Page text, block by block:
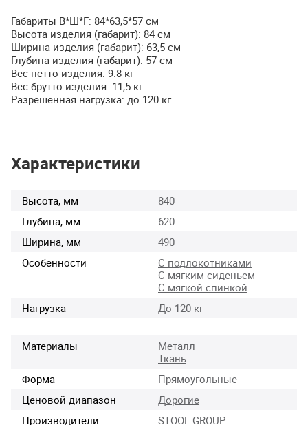
Габариты В*Ш*Г: 84*63,5*57 см
Высота изделия (габарит): 84 см
Ширина изделия (габарит): 63,5 см
Глубина изделия (габарит): 57 см
Вес нетто изделия: 9.8 кг
Вес брутто изделия: 11,5 кг
Разрешенная нагрузка: до 120 кг
Характеристики
Высота, мм
840
Глубина, мм
620
Ширина, мм
490
Особенности
С подлокотниками
С мягким сиденьем
С мягкой спинкой
Нагрузка
До 120 кг
Материалы
Металл
Ткань
Форма
Прямоугольные
Ценовой диапазон
Дорогие
Производители
STOOL GROUP